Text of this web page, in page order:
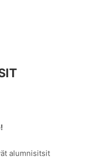
alumnisitsit